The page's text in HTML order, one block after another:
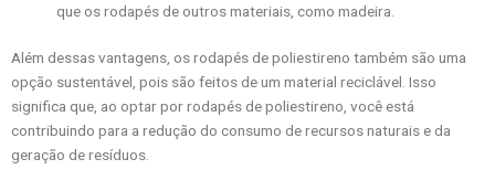
que os rodapés de outros materiais, como madeira.
Além dessas vantagens, os rodapés de poliestireno também são uma
opção sustentável, pois são feitos de um material reciclável. Isso
significa que, ao optar por rodapés de poliestireno, você está
contribuindo para a redução do consumo de recursos naturais e da
geração de resíduos.